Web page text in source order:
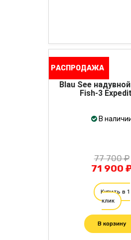
РАСПРОДАЖА
Blau See
Fish-3
В
77 700 ₽
71 900
Купить в 1
клик
В корзину